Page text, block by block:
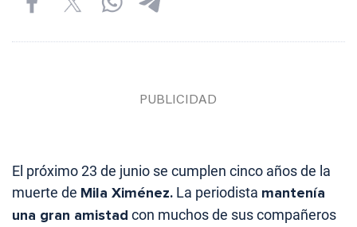
El próximo 23 de junio se cumplen cinco años de la
muerte de Mila Ximénez. La periodista mantenía
una gran amistad con muchos de sus compañeros